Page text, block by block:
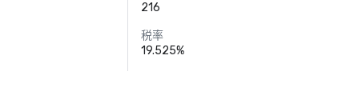
216
税率
19.525%